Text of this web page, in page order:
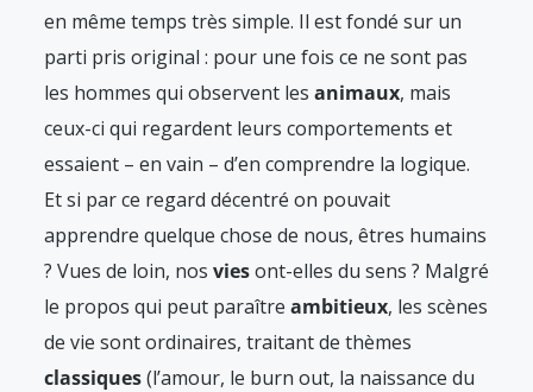
en même temps très simple. Il est fondé sur un
parti pris original : pour une fois ce ne sont pas
les hommes qui observent les animaux, mais
ceux-ci qui regardent leurs comportements et
essaient – en vain – d’en comprendre la logique.
Et si par ce regard décentré on pouvait
apprendre quelque chose de nous, êtres humains
? Vues de loin, nos viesont-elles du sens ? Malgré
le propos qui peut paraître ambitieux, les scènes
de vie sont ordinaires, traitant de thèmes
classiques(l’amour, le burn out, la naissance du